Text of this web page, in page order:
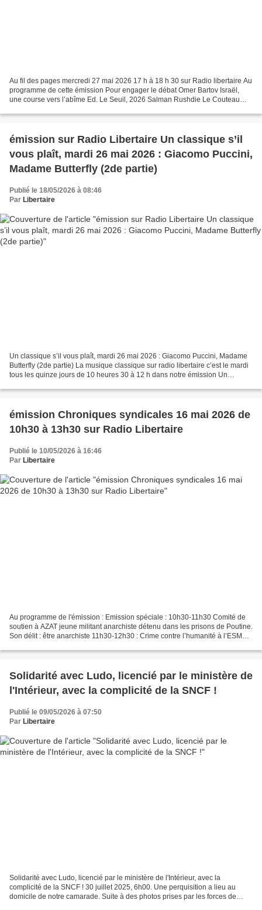
Au fil des pages mercredi 27 mai 2026 17 h à 18 h 30 sur Radio libertaire Au
programme de cette émission Pour engager le débat Omer Bartov Israël,
une course vers l’abîme Ed. Le Seuil, 2026 Salman Rushdie Le Couteau
émission sur Radio Libertaire Un classique s’il
vous plaît, mardi 26 mai 2026 : Giacomo Puccini,
Madame Butterfly (2de partie)
Publié le 18/05/2026 à 08:46
Par Libertaire
Un classique s’il vous plaît, mardi 26 mai 2026 : Giacomo Puccini, Madame
Butterfly (2de partie) La musique classique sur radio libertaire c’est le mardi
tous les quinze jours de 10 heures 30 à 12 h dans notre émission Un
émission Chroniques syndicales 16 mai 2026 de
10h30 à 13h30 sur Radio Libertaire
Publié le 10/05/2026 à 16:46
Par Libertaire
Au programme de l'émission : Emission spéciale : 10h30-11h30 Comité de
soutien à AZAT jeune militant anarchiste détenu dans les prisons de Poutine.
Son délit : être anarchiste 11h30-12h30 : Crime contre l’humanité à l’ESMA,
Solidarité avec Ludo, licencié par le ministère de
l'Intérieur, avec la complicité de la SNCF !
Publié le 09/05/2026 à 07:50
Par Libertaire
Solidarité avec Ludo, licencié par le ministère de l'Intérieur, avec la
complicité de la SNCF ! 30 juillet 2025, 6h00. Une perquisition a lieu au
domicile de notre camarade. Suite à des photos prises par les forces de